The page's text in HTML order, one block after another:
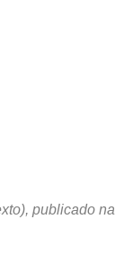
publicado na